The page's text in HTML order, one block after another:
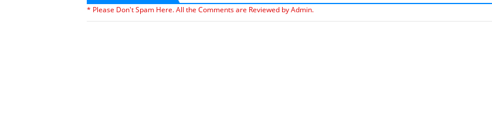
* Please Don't Spam Here. All the Comments are Reviewed by Admin.